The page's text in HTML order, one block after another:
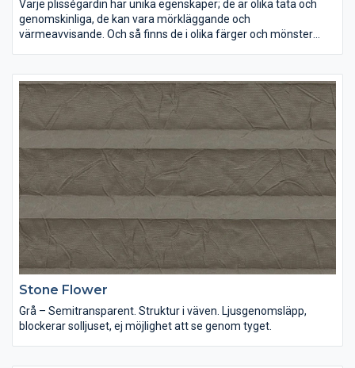
Varje plisségardin har unika egenskaper; de är olika täta och
genomskinliga, de kan vara mörkläggande och
värmeavvisande. Och så finns de i olika färger och mönster
Stone Flower
Grå – Semitransparent. Struktur i väven. Ljusgenomsläpp,
blockerar solljuset, ej möjlighet att se genom tyget.